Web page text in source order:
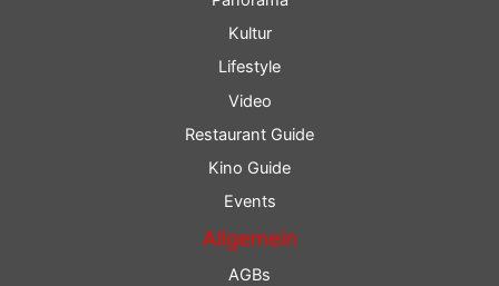
Kultur
Lifestyle
Video
Restaurant Guide
Kino Guide
Events
Allgemein
AGBs